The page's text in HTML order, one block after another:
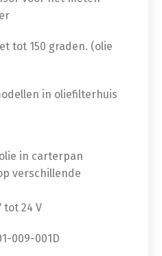
tot 150 graden. (olie
in oliefilterhuis
in carterpan
verschillende
tot 24 V
009-001D